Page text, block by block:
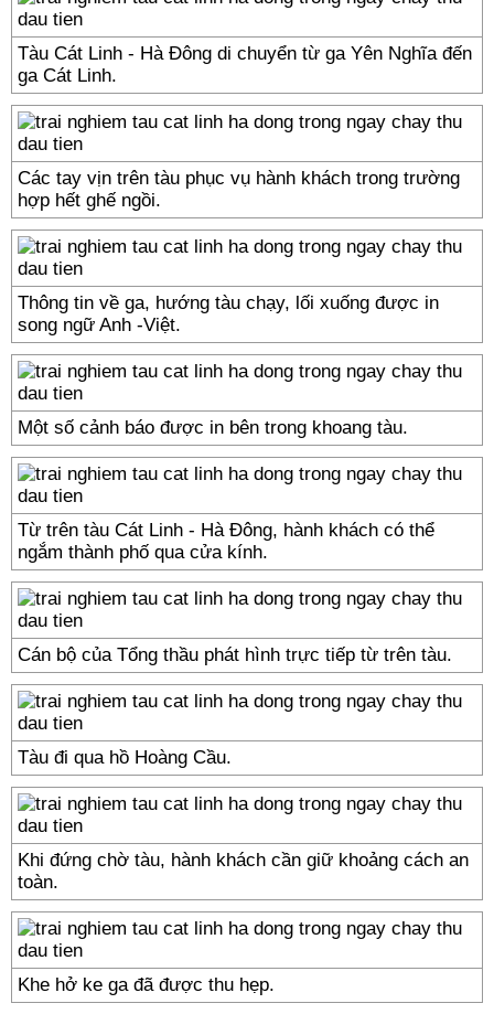
Tàu Cát Linh - Hà Đông di chuyển từ ga Yên Nghĩa đến
ga Cát Linh.
Các tay vịn trên tàu phục vụ hành khách trong trường
hợp hết ghế ngồi.
Thông tin về ga, hướng tàu chạy, lối xuống được in
song ngữ Anh -Việt.
Một số cảnh báo được in bên trong khoang tàu.
Từ trên tàu Cát Linh - Hà Đông, hành khách có thể
ngắm thành phố qua cửa kính.
Cán bộ của Tổng thầu phát hình trực tiếp từ trên tàu.
Tàu đi qua hồ Hoàng Cầu.
Khi đứng chờ tàu, hành khách cần giữ khoảng cách an
toàn.
Khe hở ke ga đã được thu hẹp.